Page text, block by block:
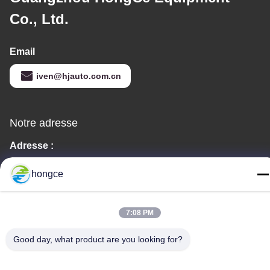
Co., Ltd.
Email
iven@hjauto.com.cn
Notre adresse
Adresse :
Panyu, Guangzhou
hongce
7:08 PM
Good day, what product are you looking for?